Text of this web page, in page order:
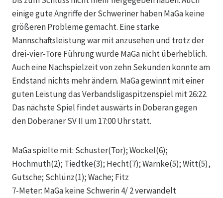
einige gute Angriffe der Schweriner haben MaGa keine
größeren Probleme gemacht. Eine starke
Mannschaftsleistung war mit anzusehen und trotz der
drei-vier-Tore Führung wurde MaGa nicht überheblich.
Auch eine Nachspielzeit von zehn Sekunden konnte am
Endstand nichts mehr ändern. MaGa gewinnt mit einer
guten Leistung das Verbandsligaspitzenspiel mit 26:22.
Das nächste Spiel findet auswärts in Doberan gegen
den Doberaner SV II um 17:00 Uhr statt.
MaGa spielte mit: Schuster(Tor); Wöckel(6);
Hochmuth(2); Tiedtke(3); Hecht(7); Warnke(5); Witt(5),
Gutsche; Schlünz(1); Wache; Fitz
7-Meter: MaGa keine Schwerin 4/ 2 verwandelt